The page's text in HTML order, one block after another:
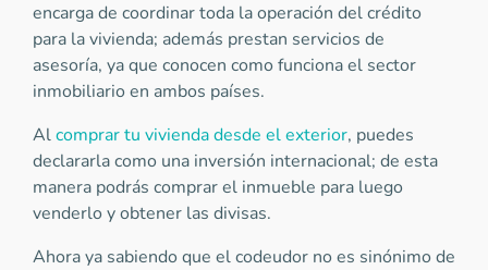
encarga de coordinar toda la operación del crédito
para la vivienda; además prestan servicios de
asesoría, ya que conocen como funciona el sector
inmobiliario en ambos países.
Alcomprar tu vivienda desde el exterior, puedes
declararla como una inversión internacional; de esta
manera podrás comprar el inmueble para luego
venderlo y obtener las divisas.
Ahora ya sabiendo que el codeudor no es sinónimo de